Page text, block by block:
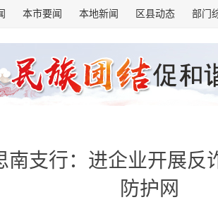
本市要闻 本地新闻 区县动态 部门
南支行：进企业开展反
防护网